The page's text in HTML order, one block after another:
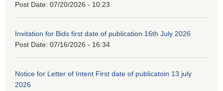
Post Date: 07/20/2026 - 10:23
Invitation for Bids first date of publication 16th July 2026
Post Date: 07/16/2026 - 16:34
Notice for Letter of Intent First date of publicatoin 13 july
2026